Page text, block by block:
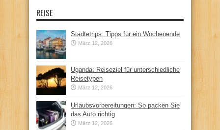
REISE
Städtetrips: Tipps für ein Wochenende
März 12, 2026
Uganda: Reiseziel für unterschiedliche
Reisetypen
März 12, 2026
Urlaubsvorbereitungen: So packen Sie
das Auto richtig
März 12, 2026